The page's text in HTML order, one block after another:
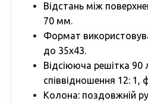
Відстань між
70 мм.
Формат
до 35х43.
Відсіююча решітка 90
співвідношення 12: 1,
Колона: поздовжній